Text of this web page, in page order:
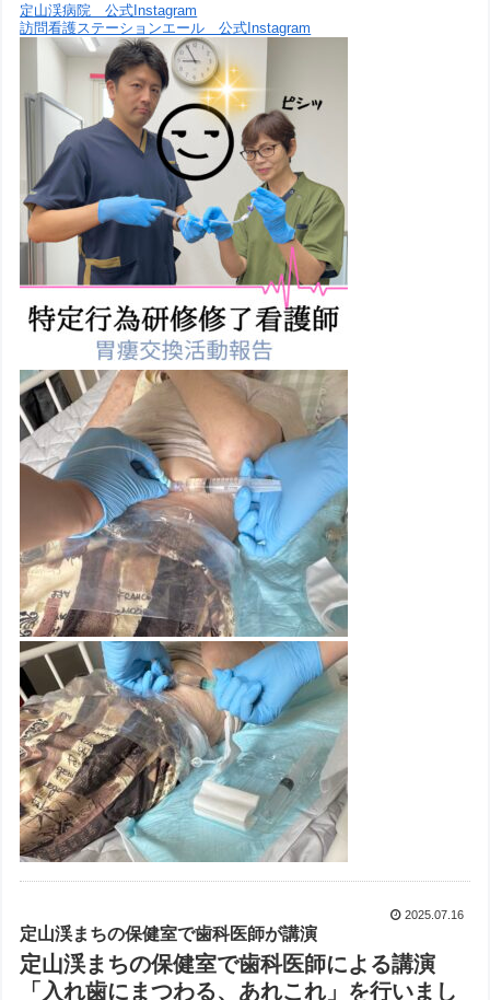
定山渓病院 公式Instagram
訪問看護ステーションエール 公式Instagram
2025.07.16
定山渓まちの保健室で歯科医師が講演
定山渓まちの保健室で歯科医師による講演
「入れ歯にまつわる、あれこれ」を行いまし